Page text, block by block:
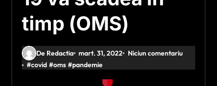
timp (OMS)
De Redactia mart. 31, 2022
Niciun comentariu
#covid #oms #pandemie